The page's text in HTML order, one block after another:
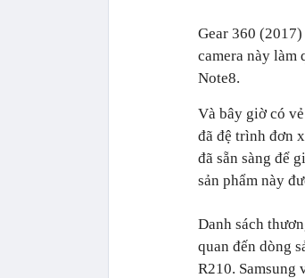
Gear 360
camera này làm
Note8.
Và bây giờ có
đã đệ trình đơn
đã sẵn sàng để
sản phẩm này
Danh sách
quan đến dòng
R210. Samsung